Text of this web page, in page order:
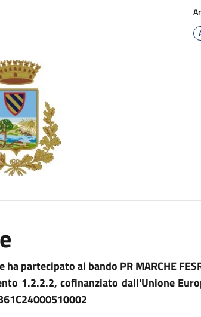
ha partecipato al bando PR MARCHE
1.2.2.2, cofinanziato dall'Unione